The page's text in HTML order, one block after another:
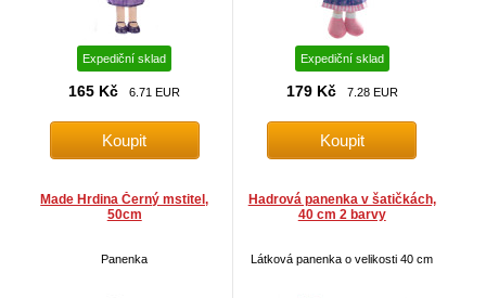
Expediční sklad
165 Kč 6.71 EUR
Expediční sklad
179 Kč 7.28 EUR
Made Hrdina Černý mstitel,
50cm
Panenka
Hadrová panenka v šatičkách,
40 cm 2 barvy
Látková panenka o velikosti 40 cm